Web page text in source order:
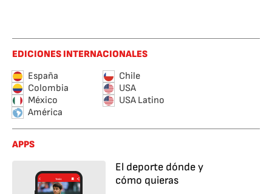
EDICIONES INTERNACIONALES
España
Chile
Colombia
USA
México
USA Latino
América
APPS
El deporte dónde y
cómo quieras